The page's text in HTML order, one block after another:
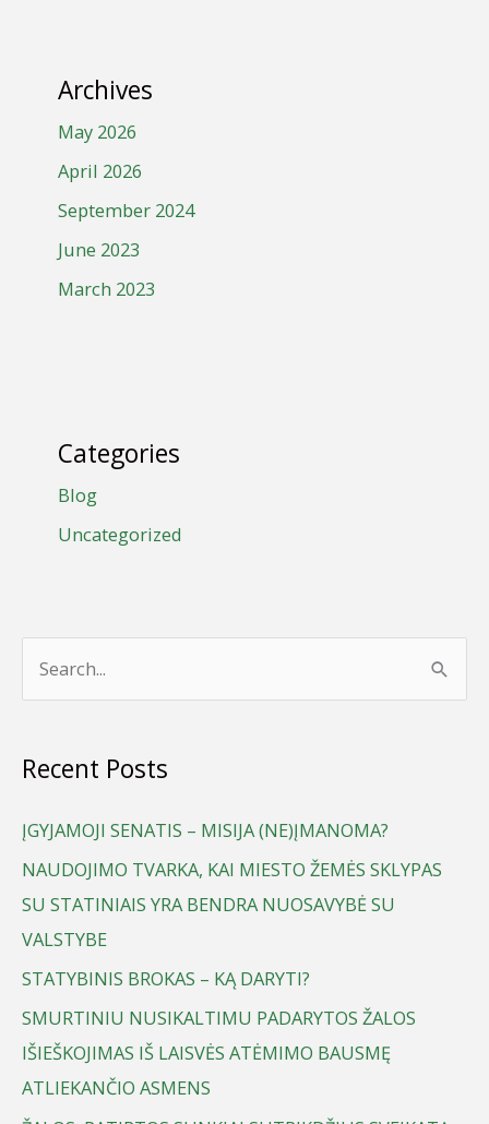
Archives
May 2026
April 2026
September 2024
June 2023
March 2023
Categories
Blog
Uncategorized
e
r
h
f
o
r
:
Recent Posts
ĮGYJAMOJI SENATIS – MISIJA (NE)ĮMANOMA?
NAUDOJIMO TVARKA, KAI MIESTO ŽEMĖS SKLYPAS
SU STATINIAIS YRA BENDRA NUOSAVYBĖ SU
VALSTYBE
STATYBINIS BROKAS – KĄ DARYTI?
SMURTINIU NUSIKALTIMU PADARYTOS ŽALOS
IŠIEŠKOJIMAS IŠ LAISVĖS ATĖMIMO BAUSMĘ
ATLIEKANČIO ASMENS